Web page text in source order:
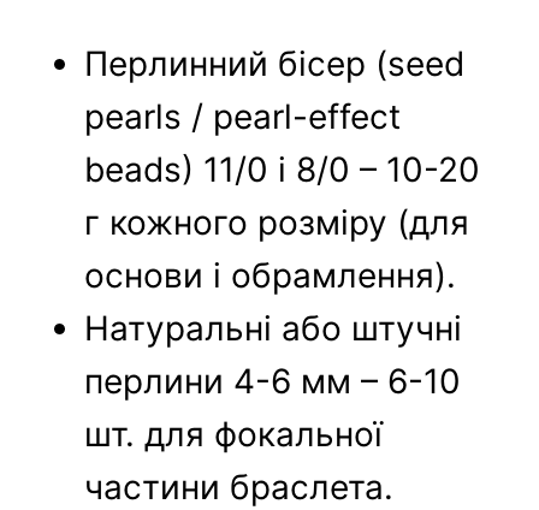
Перлинний бісер (seed
pearls / pearl-effect
beads) 11/0 і 8/0 – 10-20
г кожного розміру (для
основи і обрамлення).
Натуральні або штучні
перлини 4-6 мм – 6-10
шт. для фокальної
частини браслета.